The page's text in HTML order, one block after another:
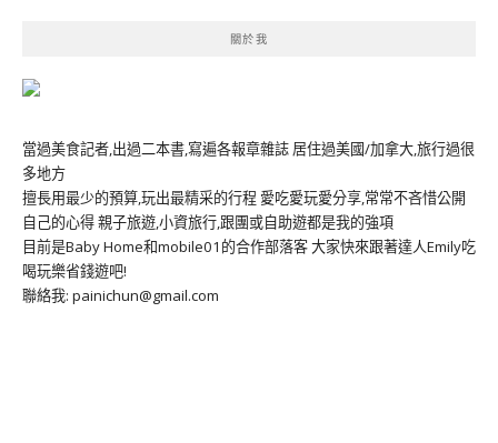
關於我
當過美食記者,出過二本書,寫遍各報章雜誌 居住過美國/加拿大,旅行過很
多地方
擅長用最少的預算,玩出最精采的行程 愛吃愛玩愛分享,常常不吝惜公開
自己的心得 親子旅遊,小資旅行,跟團或自助遊都是我的強項
目前是Baby Home和mobile01的合作部落客 大家快來跟著達人Emily吃
喝玩樂省錢遊吧!
聯絡我: painichun@gmail.com